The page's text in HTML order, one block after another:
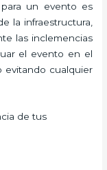
un evento es
la infraestructura,
las inclemencias
el evento en el
evitando cualquier
de tus